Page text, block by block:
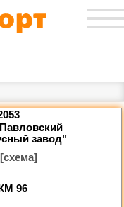
завод"
[схема]
96